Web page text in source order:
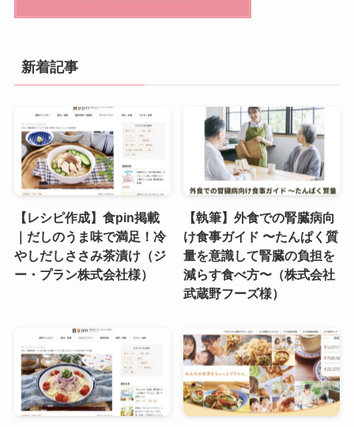
新着記事
【レシピ作成】食pin掲載
｜だしのうま味で満足！冷
やしだしささみ茶漬け（ジ
ー・プラン株式会社様）
【執筆】外食での腎臓病向
け食事ガイド 〜たんぱく質
量を意識して腎臓の負担を
減らす食べ方〜（株式会社
武蔵野フーズ様）